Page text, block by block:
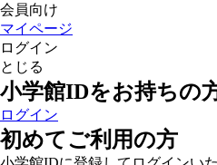
会員向け
マイページ
ログイン
とじる
小学館IDをお持ちの
ログイン
初めてご利用の方